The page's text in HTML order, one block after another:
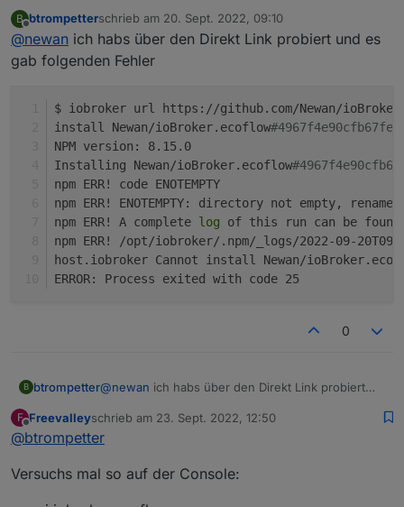
Bin gerade dabei es aufnehmen zu lassen, sid aber
noch 1-2 Fehler die behoben werden müssen dafür
B btrompetterschrieb am 20. Sept. 2022, 09:10
zuletzt editiert von
@newan ich habs über den Direkt Link probiert und es
gab folgenden Fehler
$ iobroker url https://github.com/Newan/
install Newan/ioBroker.ecoflow
NPM version: 8.15.0
Installing Newan/ioBroker.ecoflow
npm ERR! code ENOTEMPTY
npm ERR! ENOTEMPTY: directory not empty, rename
npm ERR! A complete log of this run can be
npm ERR! /opt/iobroker/.npm/_logs/2022-09-
host.iobroker Cannot install Newan/
ERROR: Process exited with code 25
0
B btrompetter@newan ich habs über den Direkt Link probiert
$ iobroker url https://github.com/Newan/
install Newan/
Installing Newan/
F
Offline
Freevalleyschrieb am 23. Sept. 2022, 12:50
zuletzt editiert von
@btrompetter
Versuchs mal so auf der Console: